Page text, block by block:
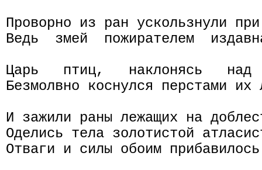
Проворно из ран ускользнули
Ведь  змей  пожирателем
Царь   птиц,   наклонясь
Безмолвно коснулся перстами их
И зажили раны лежащих на
Оделись тела золотистой
Отваги и силы обоим